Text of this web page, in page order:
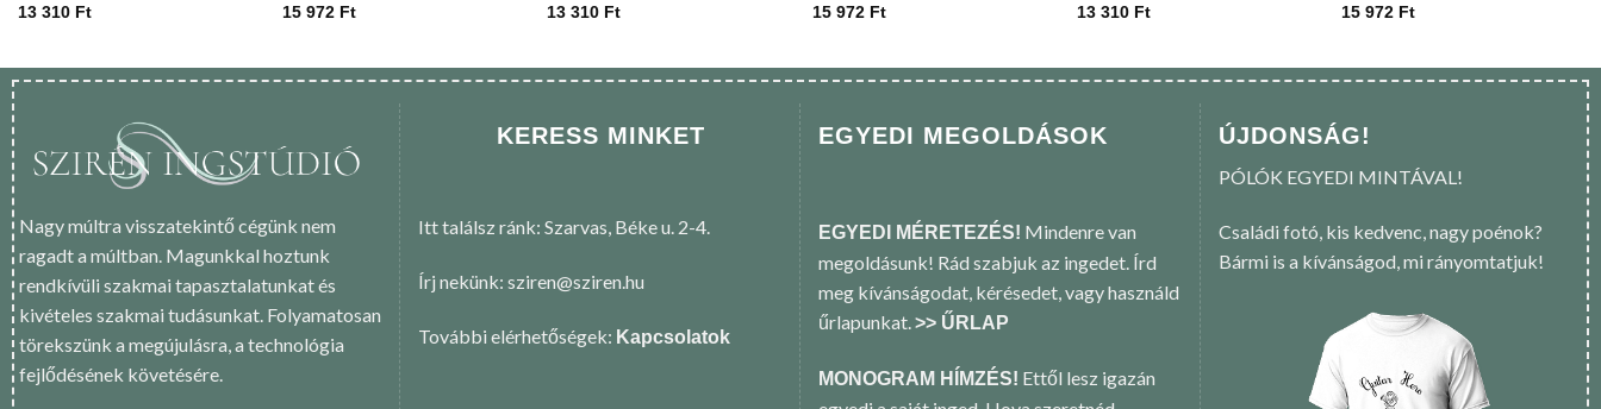
13 310 Ft 15 972 Ft 13 310 Ft 15 972 Ft 13 310 Ft 15 972 Ft
Nagy múltra visszatekintő cégünk nem
ragadt a múltban. Magunkkal hoztunk
rendkívüli szakmai tapasztalatunkat és
kivételes szakmai tudásunkat. Folyamatosan
törekszünk a megújulásra, a technológia
fejlődésének követésére.
KERESS MINKET
Itt találsz ránk: Szarvas, Béke u. 2-4.
Írj nekünk: sziren@sziren.hu
További elérhetőségek: Kapcsolatok
EGYEDI MEGOLDÁSOK
EGYEDI MÉRETEZÉS! Mindenre van
megoldásunk! Rád szabjuk az ingedet. Írd
meg kívánságodat, kérésedet, vagy használd
űrlapunkat.>> ŰRLAP
MONOGRAM HÍMZÉS! Ettől lesz igazán
ÚJDONSÁG!
PÓLÓK EGYEDI MINTÁVAL!
Családi fotó, kis kedvenc, nagy poénok?
Bármi is a kívánságod, mi rányomtatjuk!